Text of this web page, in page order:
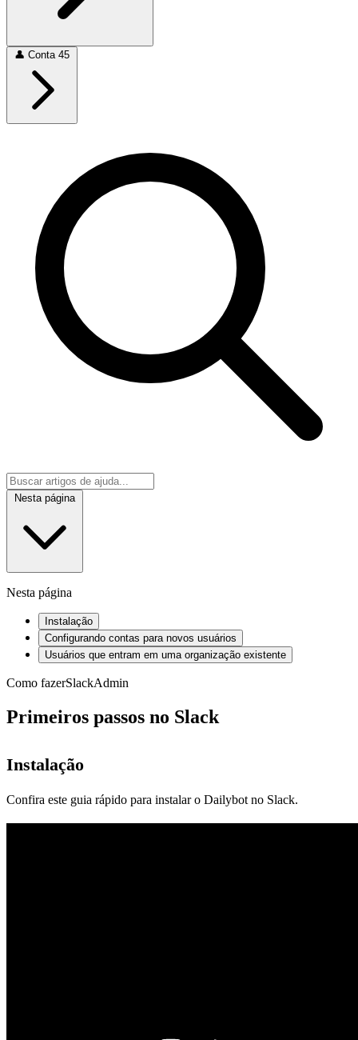
👤 Conta 45
Nesta página
Nesta página
Instalação
Configurando contas para novos usuários
Usuários que entram em uma organização existente
Como fazerSlackAdmin
Primeiros passos no Slack
Instalação
Confira este guia rápido para instalar o Dailybot no Slack.